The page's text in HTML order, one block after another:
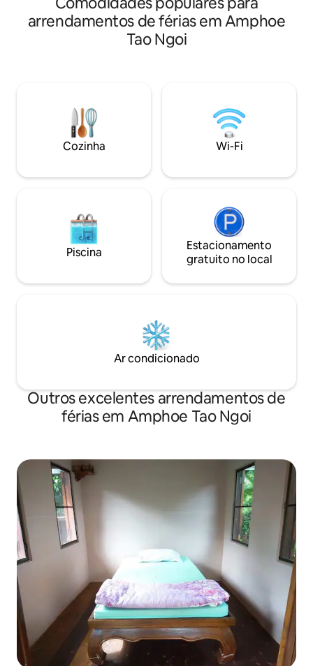
arrendamentos de férias em Amphoe
Tao Ngoi
Cozinha Wi-Fi
Piscina
Estacionamento
gratuito no local
Ar condicionado
Outros excelentes arrendamentos de
férias em Amphoe Tao Ngoi